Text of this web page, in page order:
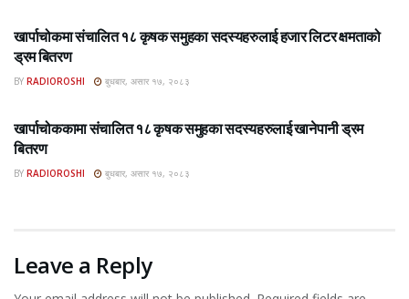
खार्पाचोकमा संचालित १८ कृषक समुहका सदस्यहरुलाई हजार लिटर क्षमताको
ड्रम बितरण
BY RADIOROSHI बुधबार, असार १७, २०८३
खार्पाचोककामा संचालित १८ कृषक समुहका सदस्यहरुलाई खानेपानी ड्रम
बितरण
BY RADIOROSHI बुधबार, असार १७, २०८३
Leave a Reply